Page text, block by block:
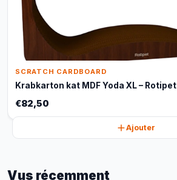
SCRATCH CARDBOARD
Krabkarton kat MDF Yoda XL – Rotipet
€82,50
Ajouter
Vus récemment